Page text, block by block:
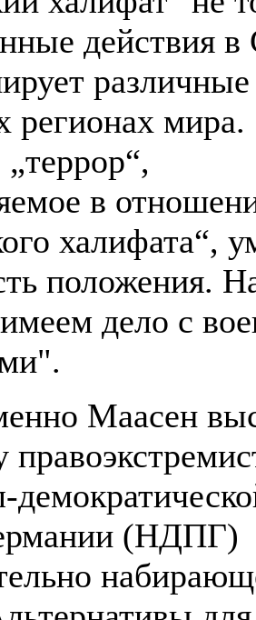
действия
регионах мира.
в
халифата“,
положения.
дело с
Маасен
(НДПГ)